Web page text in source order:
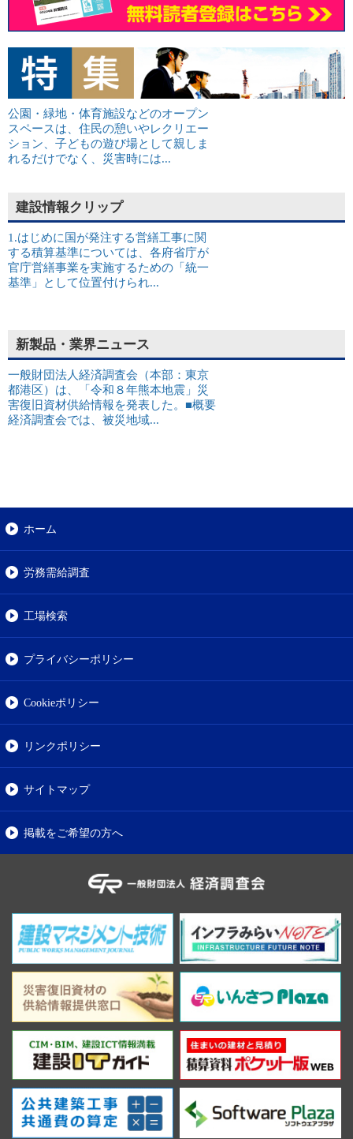
公園・緑地・体育施設などのオープン
スペースは、住民の憩いやレクリエー
ション、子どもの遊び場として親しま
れるだけでなく、災害時には...
建設情報クリップ
1.はじめに国が発注する営繕工事に関
する積算基準については、各府省庁が
官庁営繕事業を実施するための「統一
基準」として位置付けられ...
新製品・業界ニュース
一般財団法人経済調査会（本部：東京
都港区）は、「令和８年熊本地震」災
害復旧資材供給情報を発表した。■概要
経済調査会では、被災地域...
ホーム
労務需給調査
工場検索
プライバシーポリシー
Cookieポリシー
リンクポリシー
サイトマップ
掲載をご希望の方へ